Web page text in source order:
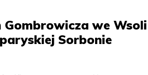
we Wsoli
Sorbonie